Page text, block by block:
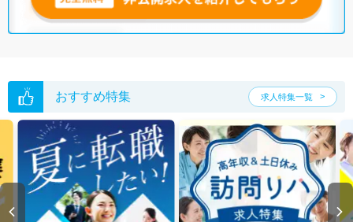
おすすめ特集 求人特集一覧